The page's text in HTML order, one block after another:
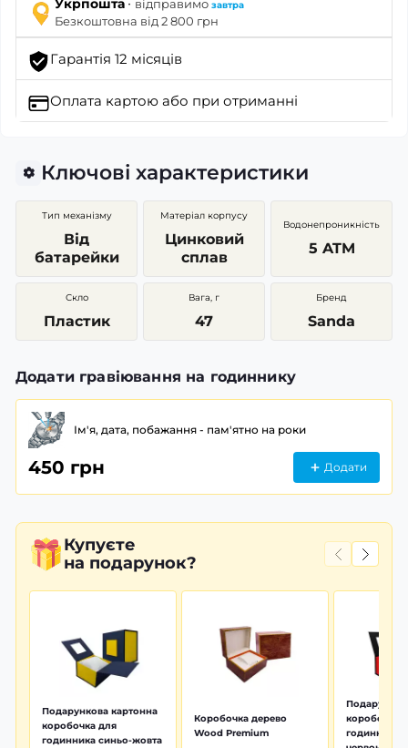
Укрпошта відправимо завтра
Безкоштовна від 2 800 грн
Гарантія 12 місяців
Оплата картою або при отриманні
Ключові характеристики
Тип механізму
Від
батарейки
Матеріал корпусу
Цинковий
сплав
Водонепроникність
5 ATM
Скло
Пластик
Вага, г
47
Бренд
Sanda
Додати гравіювання на годиннику
Ім'я, дата, побажання - пам'ятно на роки
450 грн Додати
Купуєте
на подарунок?
Подарункова картонна
коробочка для
годинника синьо-жовта
Коробочка дерево
Wood Premium
коробочка
годинника